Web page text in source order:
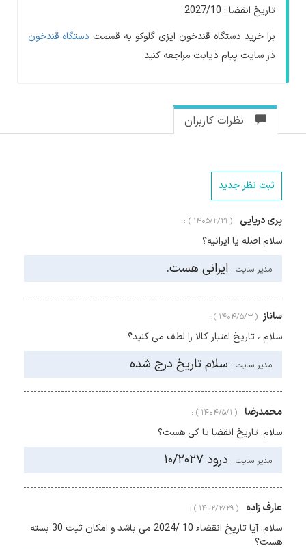
تاریخ انقضا : 2027/10
برا خرید دستگاه قندخون ایزی گلوکو به قسمت دستگاه قندخون
در سایت پیام دیابت مراجعه کنید.
نظرات کاربران
ثبت نظر جدید
پری دریایی ( ۱۴۰۵/۲/۲۱ ) :
سلام اصله یا ایرانیه؟
مدیر سایت : ایرانی هست.
ساناز ( ۱۴۰۴/۵/۳ ) :
سلام ، تاریخ اعتبار کالا را لطف می کنید؟
مدیر سایت : سلام تاریخ درج شده
محمدرضا ( ۱۴۰۴/۵/۱ ) :
سلام. تاریخ انقضا تا کی هست؟
مدیر سایت : درود ۱۰/۲۰۲۷
عارف زاده ( ۱۴۰۲/۲/۲۹ ) :
سلام. آیا تاریخ انقضاء 10 /2024 می باشد و امکان ثبت 30 بسته
هست؟